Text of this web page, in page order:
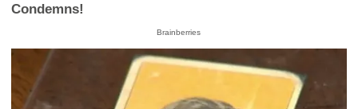
Condemns!
Brainberries